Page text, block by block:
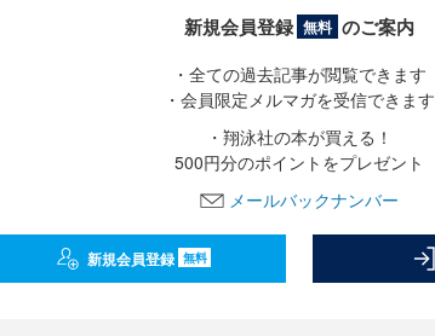
新規会員登録 無料 のご案内
・全ての過去記事が閲覧できます
・会員限定メルマガを受信できます
・翔泳社の本が買える！
500円分のポイントをプレゼント
メールバックナンバー
新規会員登録 無料